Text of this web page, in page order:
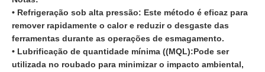
• Refrigeração sob alta pressão: Este método é eficaz para
remover rapidamente o calor e reduzir o desgaste das
ferramentas durante as operações de esmagamento.
• Lubrificação de quantidade mínima ((MQL):Pode ser
utilizada no roubado para minimizar o impacto ambiental,